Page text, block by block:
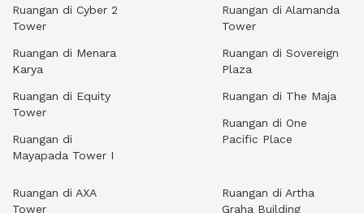
Ruangan di Cyber 2
Tower
Ruangan di Menara
Karya
Ruangan di Equity
Tower
Ruangan di
Mayapada Tower I
Ruangan di Alamanda
Tower
Ruangan di Sovereign
Plaza
Ruangan di The Maja
Ruangan di One
Pacific Place
Ruangan di AXA
Tower
Ruangan di Artha
Graha Building